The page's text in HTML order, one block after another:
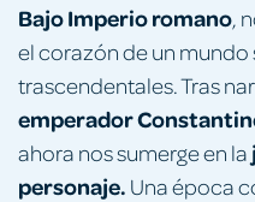
Bajo Imperio romano,
el corazón de un
trascendentales. Tras
emperador
ahora nos sumerge en la
personaje. Una época